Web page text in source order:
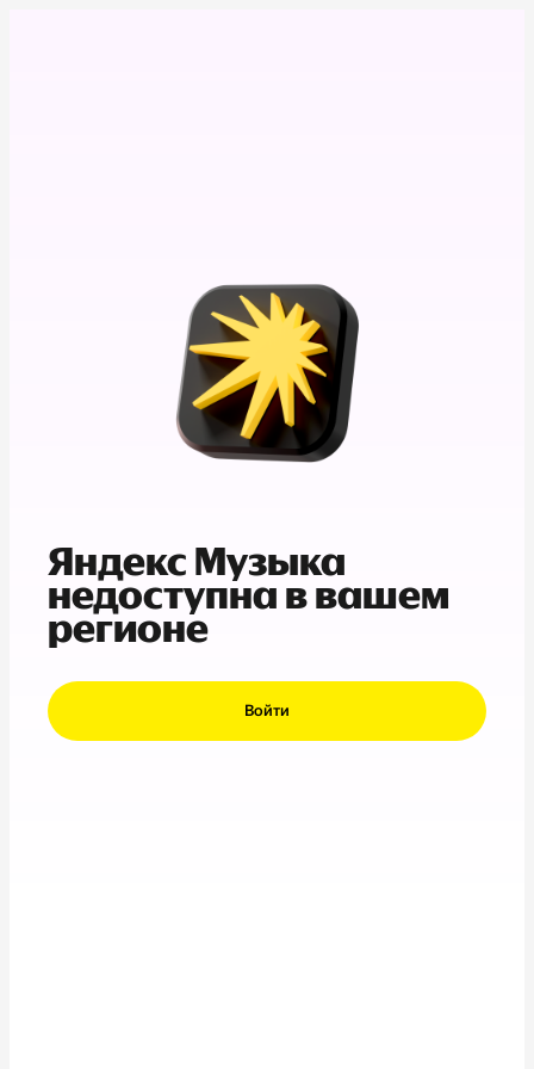
Яндекс Музыка
недоступна в вашем
регионе
Войти